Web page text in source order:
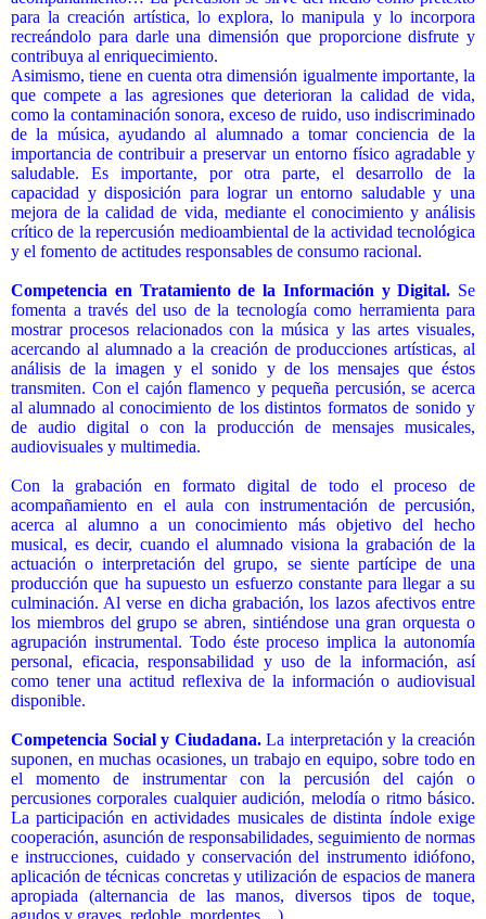
para la creación artística, lo explora, lo manipula y lo incorpora
recreándolo para darle una dimensión que proporcione disfrute y
contribuya al enriquecimiento.
Asimismo, tiene en cuenta otra dimensión igualmente importante, la
que compete a las agresiones que deterioran la calidad de vida,
como la contaminación sonora, exceso de ruido, uso indiscriminado
de la música, ayudando al alumnado a tomar conciencia de la
importancia de contribuir a preservar un entorno físico agradable y
saludable. Es importante, por otra parte, el desarrollo de la
capacidad y disposición para lograr un entorno saludable y una
mejora de la calidad de vida, mediante el conocimiento y análisis
crítico de la repercusión medioambiental de la actividad tecnológica
y el fomento de actitudes responsables de consumo racional.
Competencia en Tratamiento de la Información y Digital. Se
fomenta a través del uso de la tecnología como herramienta para
mostrar procesos relacionados con la música y las artes visuales,
acercando al alumnado a la creación de producciones artísticas, al
análisis de la imagen y el sonido y de los mensajes que éstos
transmiten. Con el cajón flamenco y pequeña percusión, se acerca
al alumnado al conocimiento de los distintos formatos de sonido y
de audio digital o con la producción de mensajes musicales,
audiovisuales y multimedia.
Con la grabación en formato digital de todo el proceso de
acompañamiento en el aula con instrumentación de percusión,
acerca al alumno a un conocimiento más objetivo del hecho
musical, es decir, cuando el alumnado visiona la grabación de la
actuación o interpretación del grupo, se siente partícipe de una
producción que ha supuesto un esfuerzo constante para llegar a su
culminación. Al verse en dicha grabación, los lazos afectivos entre
los miembros del grupo se abren, sintiéndose una gran orquesta o
agrupación instrumental. Todo éste proceso implica la autonomía
personal, eficacia, responsabilidad y uso de la información, así
como tener una actitud reflexiva de la información o audiovisual
disponible.
Competencia Social y Ciudadana.La interpretación y la creación
suponen, en muchas ocasiones, un trabajo en equipo, sobre todo en
el momento de instrumentar con la percusión del cajón o
percusiones corporales cualquier audición, melodía o ritmo básico.
La participación en actividades musicales de distinta índole exige
cooperación, asunción de responsabilidades, seguimiento de normas
e instrucciones, cuidado y conservación del instrumento idiófono,
aplicación de técnicas concretas y utilización de espacios de manera
apropiada (alternancia de las manos, diversos tipos de toque,
agudos y graves, redoble, mordentes…).